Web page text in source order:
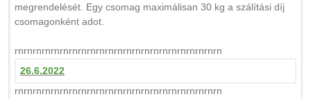
megrendelését. Egy csomag maximálisan 30 kg a szálítási díj
csomagonként adot.
rnrnrnrnrnrnrnrnrnrnrnrnrnrnrnrnrnrnrnrnrnrnrn
26.6.2022
rnrnrnrnrnrnrnrnrnrnrnrnrnrnrnrnrnrnrnrnrnrnrn